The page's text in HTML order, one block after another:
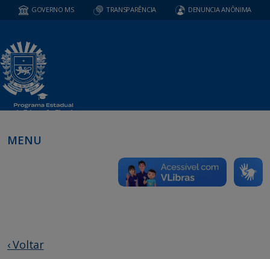
GOVERNO MS TRANSPARÊNCIA DENUNCIA ANÔNIMA
MENU
‹ Voltar